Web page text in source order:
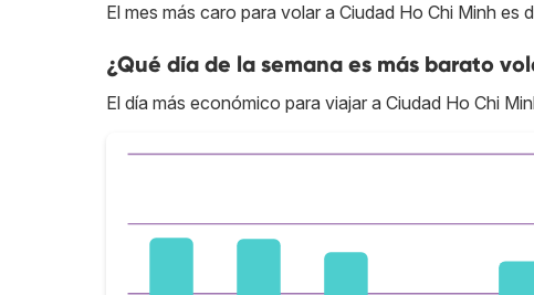
El mes más caro para volar a Ciudad Ho Chi Minh es
¿Qué día de la semana es más barato
El día más económico para viajar a Ciudad Ho Chi